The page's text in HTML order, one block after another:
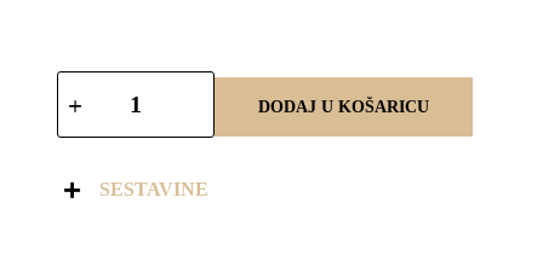
DODAJ U KOŠARICU
SESTAVINE